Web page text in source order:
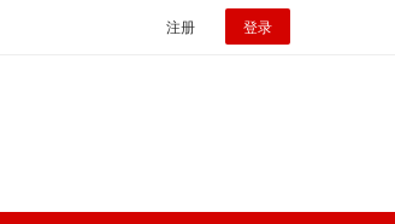
注册 登录